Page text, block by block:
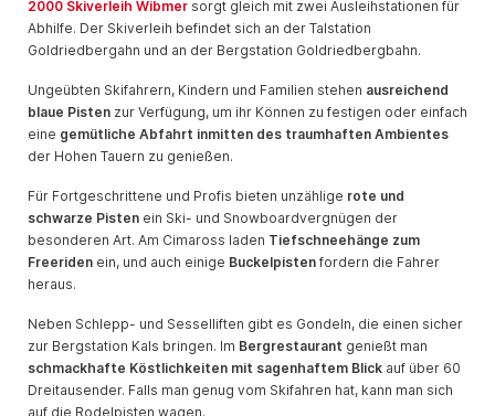
2000 Skiverleih Wibmer sorgt gleich mit zwei Ausleihstationen für
Abhilfe. Der Skiverleih befindet sich an der Talstation
Goldriedbergahn und an der Bergstation Goldriedbergbahn.
Ungeübten Skifahrern, Kindern und Familien stehen ausreichend
blaue Pisten zur Verfügung, um ihr Können zu festigen oder einfach
eine gemütliche Abfahrt inmitten des traumhaften Ambientes
der Hohen Tauern zu genießen.
Für Fortgeschrittene und Profis bieten unzählige rote und
schwarze Pisten ein Ski- und Snowboardvergnügen der
besonderen Art. Am Cimaross laden Tiefschneehänge zum
Freeriden ein, und auch einige Buckelpisten fordern die Fahrer
heraus.
Neben Schlepp- und Sesselliften gibt es Gondeln, die einen sicher
zur Bergstation Kals bringen. Im Bergrestaurant genießt man
schmackhafte Köstlichkeiten mit sagenhaftem Blick auf über 60
Dreitausender. Falls man genug vom Skifahren hat, kann man sich
auf die Rodelpisten wagen.